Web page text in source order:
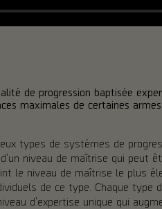
de progression baptisée
maximales de certaines
types de systèmes de
niveau de maîtrise qui peut
le niveau de maîtrise le plus
de ce type. Chaque type
d'expertise unique qui